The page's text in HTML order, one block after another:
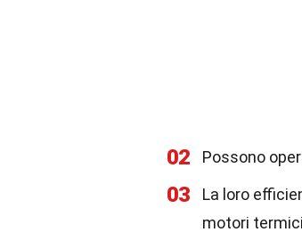
02 Possono
03
La loro
motori